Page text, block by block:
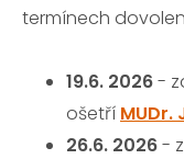
termínech
19.6. 2026-
ošetří
26.6. 2026-